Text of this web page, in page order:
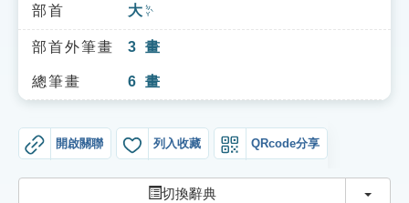
索引選單
知識索引
單字索引
部首 大 ㄉㄚˋ
部首外筆畫 3 畫
總筆畫 6 畫
開啟關聯 列入收藏 QRcode分享
切換辭典 切換